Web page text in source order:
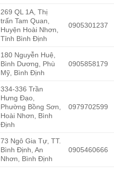
269 QL 1A, Thị
trấn Tam Quan,
Huyện Hoài Nhơn,
Tỉnh Bình Định
0905301237
180 Nguyễn Huệ,
Bình Dương, Phù
Mỹ, Bình Định
0905858179
334-336 Trần
Hưng Đạo,
Phường Bồng Sơn,
Hoài Nhơn, Bình
Định
0979702599
73 Ngô Gia Tự, TT.
Bình Định, An
Nhơn, Bình Định
0905460666